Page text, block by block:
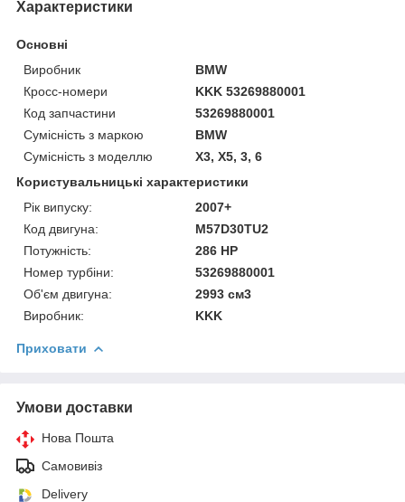
Характеристики
Основні
Виробник
BMW
Кросс-номери
KKK 53269880001
Код запчастини
53269880001
Сумісність з маркою
BMW
Сумісність з моделлю
X3, X5, 3, 6
Користувальницькі характеристики
Рік випуску:
2007+
Код двигуна:
M57D30TU2
Потужність:
286 HP
Номер турбіни:
53269880001
Об'єм двигуна:
2993 см3
Виробник:
KKK
Приховати
Умови доставки
Нова Пошта
Самовивіз
Delivery